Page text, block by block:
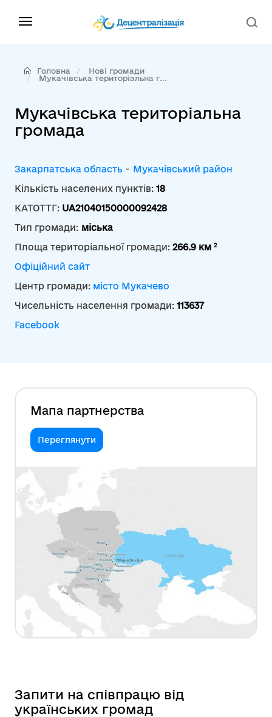
Головна
Нові громади
Мукачівська територіальна г...
Мукачівська територіальна
громада
Закарпатська область - Мукачівський район
Кількість населених пунктів: 18
КАТОТТГ: UA21040150000092428
Тип громади: міська
Площа територіальної громади: 266.9 км 2
Офіційний сайт
Центр громади: місто Мукачево
Чисельність населення громади: 113637
Facebook
Мапа партнерства
Переглянути
Запити на співпрацю від
українських громад